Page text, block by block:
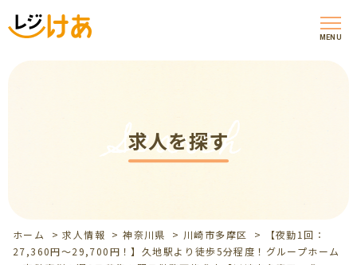
MENU
求人を探す
Search
ホーム >求人情報 >神奈川県 > 川崎市多摩区 >
【夜勤1回：
27,360円～29,700円！】久地駅より徒歩5分程度！グループホーム